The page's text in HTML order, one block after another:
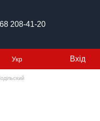
208-41-20
Укр Вхід